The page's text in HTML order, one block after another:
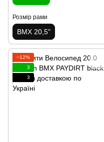
Розмір рами
BMX 20,5"
−12%
3
3